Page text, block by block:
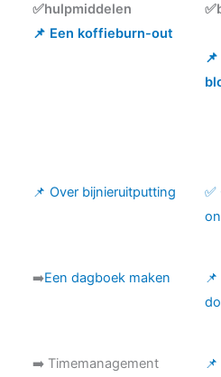
✅hulpmiddelen
📌 Een koffieburn-out
📌 Over bijnieruitputting
✅
➡️Een dagboek maken
➡️ Timemanagement